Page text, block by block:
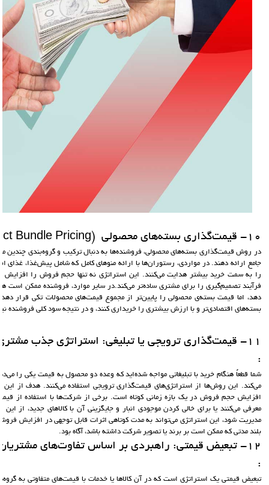
10- قیمت‌گذاری بسته‌های محصولی (Product Bundle Pricing) :
در روش قیمت‌گذاری بسته‌های محصولی، فروشنده‌ها به دنبال ترکیب و گروه‌بندی چندین
جامع ارائه دهند. در مواردی، رستوران‌ها با ارائه منوهای کامل که شامل پیش‌غذا، غذای
را به سمت خرید بیشتر هدایت می‌کنند. این استراتژی نه تنها حجم فروش را افزایش
فرآیند تصمیم‌گیری را برای مشتری ساده‌تر می‌کند.در سایر موارد، فروشنده ممکن است
دهد، اما قیمت بسته‌ی محصولی را پایین‌تر از مجموع قیمت‌های محصولات تکی قرار
بسته‌های اقتصادی‌تر و با ارزش بیشتری را خریداری کنند، و در نتیجه سود کلی فروشنده
:
شما قطعاً هنگام خرید با تبلیغاتی مواجه شده‌اید که وعده دو محصول به قیمت یکی را
می‌کند. این روش‌ها از استراتژی‌های قیمت‌گذاری ترویجی استفاده می‌کنند. هدف از
افزایش حجم فروش در یک بازه زمانی کوتاه است. برخی از شرکت‌ها با استفاده از
معرفی می‌کنند یا برای خالی کردن موجودی انبار و جایگزینی آن با کالاهای جدید، از
مدیریت شود، این استراتژی می‌تواند به مدت کوتاهی اثرات قابل توجهی در افزایش
بلند مدتی که ممکن است بر برند یا تصویر شرکت داشته باشد، آگاه بود.
:
تبعیض قیمتی یک استراتژی است که در آن کالاها یا خدمات با قیمت‌های متفاوتی به